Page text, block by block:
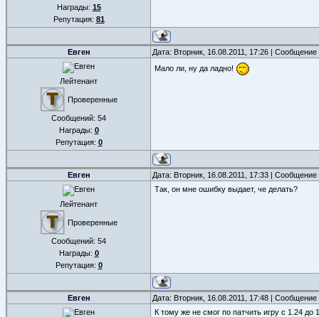
Награды: 15
Репутация: 81
Евген Дата: Вторник, 16.08.2011, 17:26 |
Лейтенант
Проверенные
Сообщений: 54
Награды: 0
Репутация: 0
Мало ли, ну да ладно!
Евген Дата: Вторник, 16.08.2011, 17:33 |
Лейтенант
Проверенные
Сообщений: 54
Награды: 0
Репутация: 0
Так, он мне ошибку выдает, че делать?
Евген Дата: Вторник, 16.08.2011, 17:48 |
К тому же не смог по патчить игру с 1.24 до